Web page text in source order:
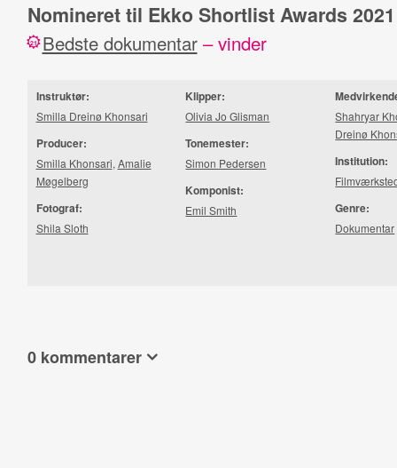
Nomineret til Ekko Shortlist Awards 2021
21 Bedste dokumentar– vinder
Instruktør:
Smilla Dreinø Khonsari
Producer:
Smilla Khonsari, Amalie
Møgelberg
Fotograf:
Shila Sloth
Klipper:
Olivia Jo Glisman
Tonemester:
Simon Pedersen
Komponist:
Emil Smith
Shahryar
Dreinø
Institution:
Genre:
Dokumentar
0 kommentarer